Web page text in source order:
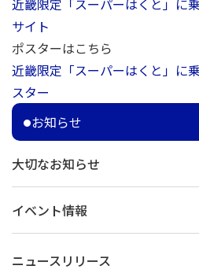
近畿限定「スーパーはくと」に
サイト
ポスターはこちら
近畿限定「スーパーはくと」に
スター
お知らせ
大切なお知らせ
イベント情報
ニュースリリース